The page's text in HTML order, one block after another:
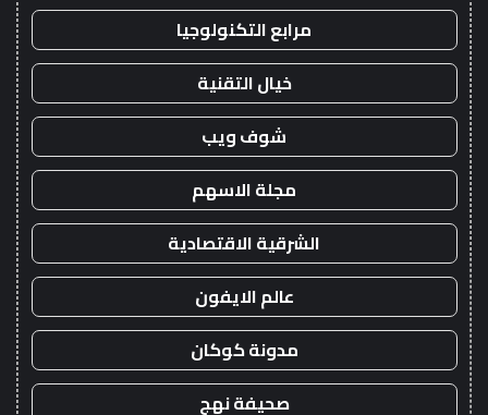
مرابع التكنولوجيا
خيال التقنية
شوف ويب
مجلة الاسهم
الشرقية الاقتصادية
عالم الايفون
مدونة كوكان
صحيفة نهج